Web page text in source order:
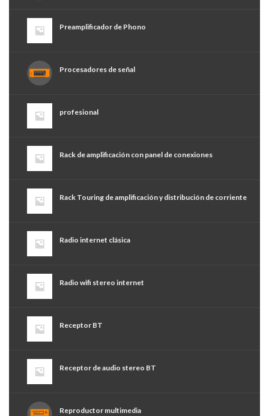
Preamplificador de Phono
Procesadores de señal
profesional
Rack de amplificación con panel de conexiones
Rack Touring de amplificación y distribución de corriente
Radio internet clásica
Radio wifi stereo internet
Receptor BT
Receptor de audio stereo BT
Reproductor multimedia